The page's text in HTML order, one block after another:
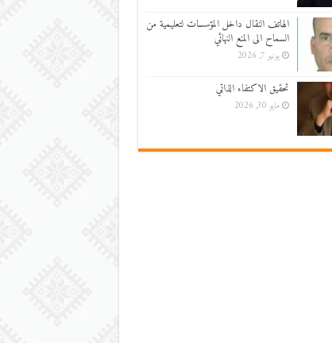
الهاتف النقال داخل المؤسسات لتعليمية من
السماح الى المنع النهائي
يونيو 7, 2026
تحقيق الاكتفاء الذاتي
مايو 30, 2026